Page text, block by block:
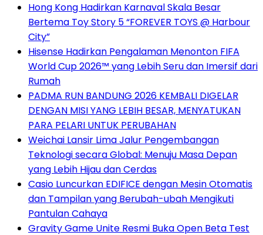
Hong Kong Hadirkan Karnaval Skala Besar
Bertema Toy Story 5 “FOREVER TOYS @ Harbour
City”
Hisense Hadirkan Pengalaman Menonton FIFA
World Cup 2026™ yang Lebih Seru dan Imersif dari
Rumah
PADMA RUN BANDUNG 2026 KEMBALI DIGELAR
DENGAN MISI YANG LEBIH BESAR, MENYATUKAN
PARA PELARI UNTUK PERUBAHAN
Weichai Lansir Lima Jalur Pengembangan
Teknologi secara Global: Menuju Masa Depan
yang Lebih Hijau dan Cerdas
Casio Luncurkan EDIFICE dengan Mesin Otomatis
dan Tampilan yang Berubah-ubah Mengikuti
Pantulan Cahaya
Gravity Game Unite Resmi Buka Open Beta Test